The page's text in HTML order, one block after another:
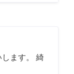
ます。 綺